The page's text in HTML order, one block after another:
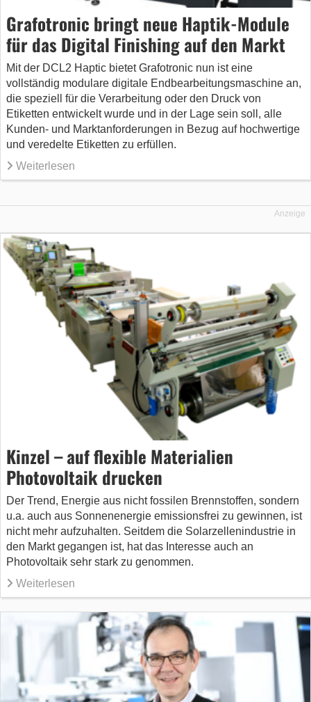
Grafotronic bringt neue Haptik-Module
für das Digital Finishing auf den Markt
Mit der DCL2 Haptic bietet Grafotronic nun ist eine
vollständig modulare digitale Endbearbeitungsmaschine an,
die speziell für die Verarbeitung oder den Druck von
Etiketten entwickelt wurde und in der Lage sein soll, alle
Kunden- und Marktanforderungen in Bezug auf hochwertige
und veredelte Etiketten zu erfüllen.
Weiterlesen
Anzeige
Kinzel – auf flexible Materialien
Photovoltaik drucken
Der Trend, Energie aus nicht fossilen Brennstoffen, sondern
u.a. auch aus Sonnenenergie emissionsfrei zu gewinnen, ist
nicht mehr aufzuhalten. Seitdem die Solarzellenindustrie in
den Markt gegangen ist, hat das Interesse auch an
Photovoltaik sehr stark zu genommen.
Weiterlesen